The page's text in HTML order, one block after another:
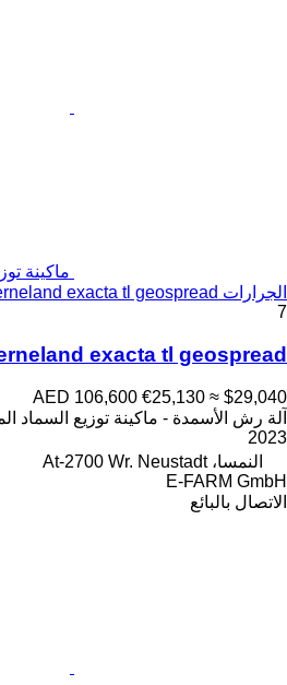
ماكينة
الجرارات Kverneland exacta tl geospread
7
exacta tl geospread
AED 106,600 €25,130 ≈ $29,040
آلة رش الأسمدة - ماكينة توزيع السماد
2023
النمسا، At-2700 Wr. Neustadt
E-FARM GmbH
الاتصال بالبائع